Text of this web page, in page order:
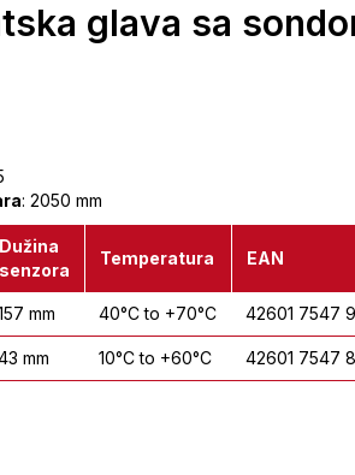
glava sa
: 2050 mm
Dužina
senzora
Temperatura EAN
mm 40°C to +70°C 42601 7547
mm 10°C to +60°C 42601 7547